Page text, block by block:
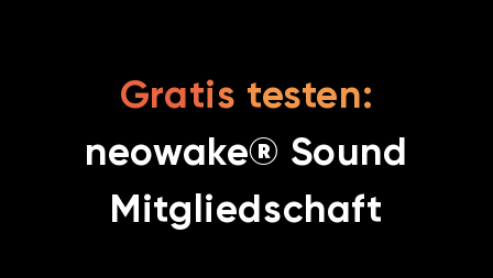
Gratis testen:
neowake® Sound
Mitgliedschaft